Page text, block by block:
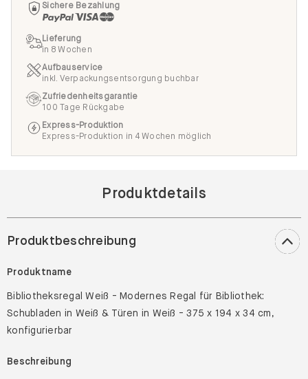
Sichere Bezahlung
Lieferung
in 8 Wochen
Aufbauservice
inkl. Verpackungsentsorgung buchbar
Zufriedenheitsgarantie
100 Tage Rückgabe
Express-Produktion
Express-Produktion in 4 Wochen möglich
Produktdetails
Produktbeschreibung
Produktname
Bibliotheksregal Weiß - Modernes Regal für Bibliothek:
Schubladen in Weiß & Türen in Weiß - 375 x 194 x 34 cm,
konfigurierbar
Beschreibung